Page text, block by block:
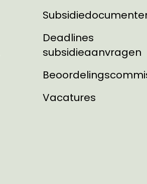
Deadlines
subsidieaanvragen
Vacatures